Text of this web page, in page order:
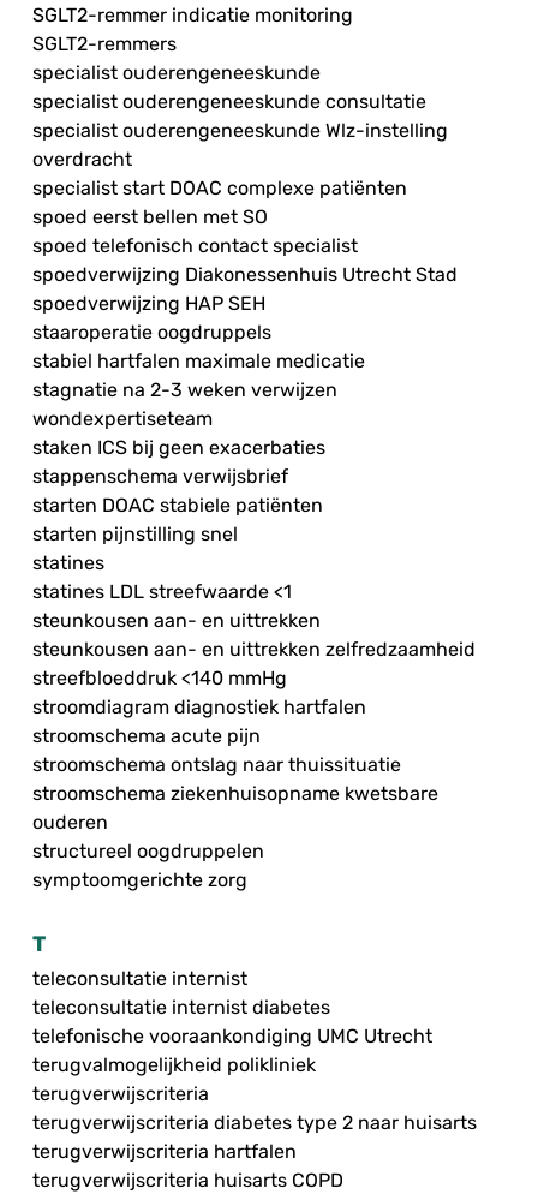
SGLT2-remmer indicatie monitoring
SGLT2-remmers
specialist ouderengeneeskunde
specialist ouderengeneeskunde consultatie
specialist ouderengeneeskunde Wlz-instelling
overdracht
specialist start DOAC complexe patiënten
spoed eerst bellen met SO
spoed telefonisch contact specialist
spoedverwijzing Diakonessenhuis Utrecht Stad
spoedverwijzing HAP SEH
staaroperatie oogdruppels
stabiel hartfalen maximale medicatie
stagnatie na 2-3 weken verwijzen
wondexpertiseteam
staken ICS bij geen exacerbaties
stappenschema verwijsbrief
starten DOAC stabiele patiënten
starten pijnstilling snel
statines
statines LDL streefwaarde <1
steunkousen aan- en uittrekken
steunkousen aan- en uittrekken zelfredzaamheid
streefbloeddruk <140 mmHg
stroomdiagram diagnostiek hartfalen
stroomschema acute pijn
stroomschema ontslag naar thuissituatie
stroomschema ziekenhuisopname kwetsbare
ouderen
structureel oogdruppelen
symptoomgerichte zorg
T
teleconsultatie internist
teleconsultatie internist diabetes
telefonische vooraankondiging UMC Utrecht
terugvalmogelijkheid polikliniek
terugverwijscriteria
terugverwijscriteria diabetes type 2 naar huisarts
terugverwijscriteria hartfalen
terugverwijscriteria huisarts COPD